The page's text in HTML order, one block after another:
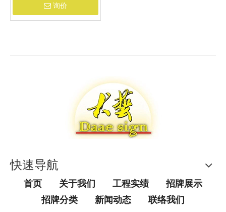
询价
快速导航
首页 关于我们 工程实绩
招牌展示
招牌分类
新闻动态 联络我们